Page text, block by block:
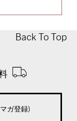
Back To Top
ガ登録)